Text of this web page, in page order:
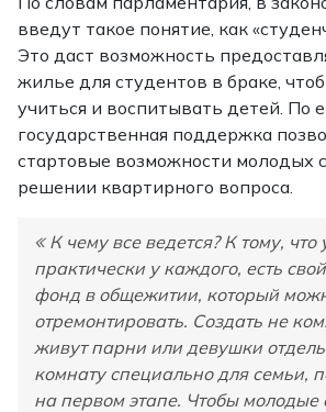
введут такое понятие, как
Это даст возможность
жилье для студентов в браке,
учиться и воспитывать детей. По
государственная поддержка
стартовые возможности молодых
решении квартирного вопроса.
К чему все ведется? К тому, что
практически у каждого, есть
фонд в общежитии, который
отремонтировать. Создать не
живут парни или девушки
комнату специально для семьи,
на первом этапе. Чтобы молодые